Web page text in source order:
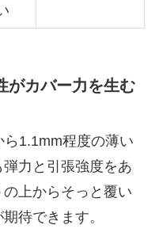
予約する
公式SNS
がカバー力を生む
1.1mm程度の薄い
力と引張強度をあ
上からそっと覆い
待できます。